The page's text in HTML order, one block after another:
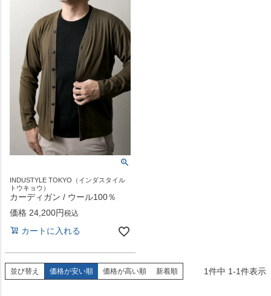
INDUSTYLE TOKYO（インダスタイル
トウキョウ）
カーディガン / ウール100％
価格 24,200 税込
カートに入れる
並び替え 価格が安い順 価格が高い順 新着順 1件中 1-1件表示